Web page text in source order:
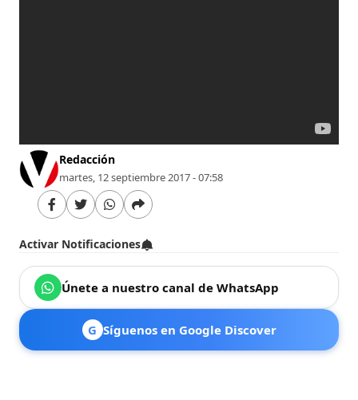
Redacción
martes, 12 septiembre 2017 - 07:58
Activar Notificaciones
Únete a nuestro canal de WhatsApp
G Síguenos en Google Discover